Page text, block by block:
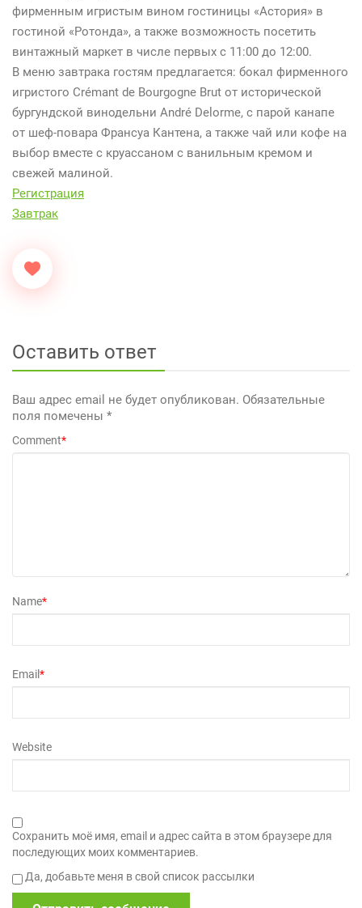
фирменным игристым вином гостиницы «Астория» в
гостиной «Ротонда», а также возможность посетить
винтажный маркет в числе первых с 11:00 до 12:00.
В меню завтрака гостям предлагается: бокал фирменного
игристого Crémant de Bourgogne Brut от исторической
бургундской винодельни André Delorme, с парой канапе
от шеф-повара Франсуа Кантена, а также чай или кофе на
выбор вместе с круассаном с ванильным кремом и
свежей малиной.
Регистрация
Завтрак
Оставить ответ
Ваш адрес email не будет опубликован. Обязательные
поля помечены *
Comment*
Name*
Email*
Website
Сохранить моё имя, email и адрес сайта в этом браузере для
последующих моих комментариев.
Да, добавьте меня в свой список рассылки